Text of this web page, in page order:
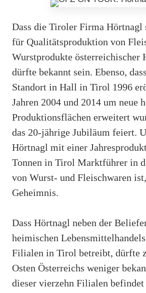
Dass die Tiroler Firma Hörtnagl
für Qualitätsproduktion von
Wurstprodukte österreichischer
dürfte bekannt sein. Ebenso,
Standort in Hall in Tirol 1996
Jahren 2004 und 2014 um neue
Produktionsflächen erweitert
das 20-jährige Jubiläum feiert.
Hörtnagl mit einer
Tonnen in Tirol Marktführer in
von Wurst- und Fleischwaren
Geheimnis.
Dass Hörtnagl neben der
heimischen
Filialen in Tirol betreibt, dürfte
Osten Österreichs weniger
dieser vierzehn Filialen